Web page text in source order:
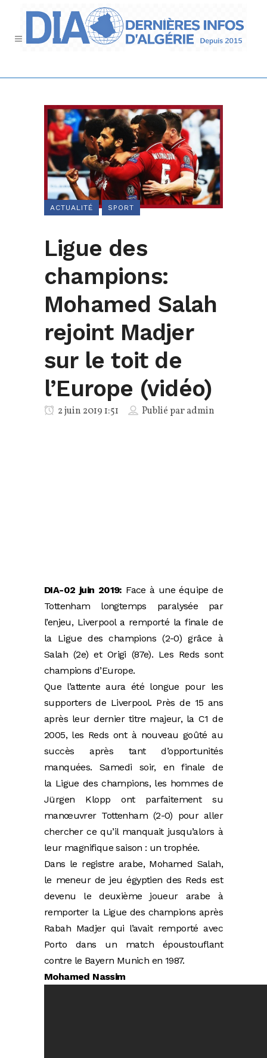
ACTUALITÉ SPORT
Ligue des
champions:
Mohamed Salah
rejoint Madjer
sur le toit de
l’Europe (vidéo)
2 juin 2019 1:51 Publié paradmin
DIA-02 juin 2019: Face à une équipe de
Tottenham longtemps paralysée par
l’enjeu, Liverpool a remporté la finale de
la Ligue des champions (2-0) grâce à
Salah (2e) et Origi (87e). Les Reds sont
champions d’Europe.
Que l’attente aura été longue pour les
supporters de Liverpool. Près de 15 ans
après leur dernier titre majeur, la C1 de
2005, les Reds ont à nouveau goûté au
succès après tant d’opportunités
manquées. Samedi soir, en finale de
la Ligue des champions, les hommes de
Jürgen Klopp ont parfaitement su
manœuvrer Tottenham (2-0) pour aller
chercher ce qu’il manquait jusqu’alors à
leur magnifique saison : un trophée.
Dans le registre arabe, Mohamed Salah,
le meneur de jeu égyptien des Reds est
devenu le deuxième joueur arabe à
remporter la Ligue des champions après
Rabah Madjer qui l’avait remporté avec
Porto dans un match époustouflant
contre le Bayern Munich en 1987.
Mohamed Nassim